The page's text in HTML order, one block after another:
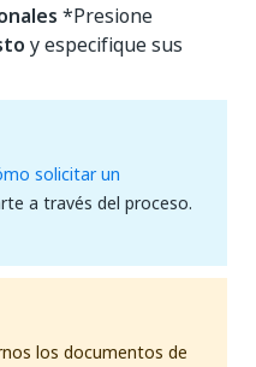
*Presione
y especifique sus
solicitar un
a través del proceso.
los documentos de